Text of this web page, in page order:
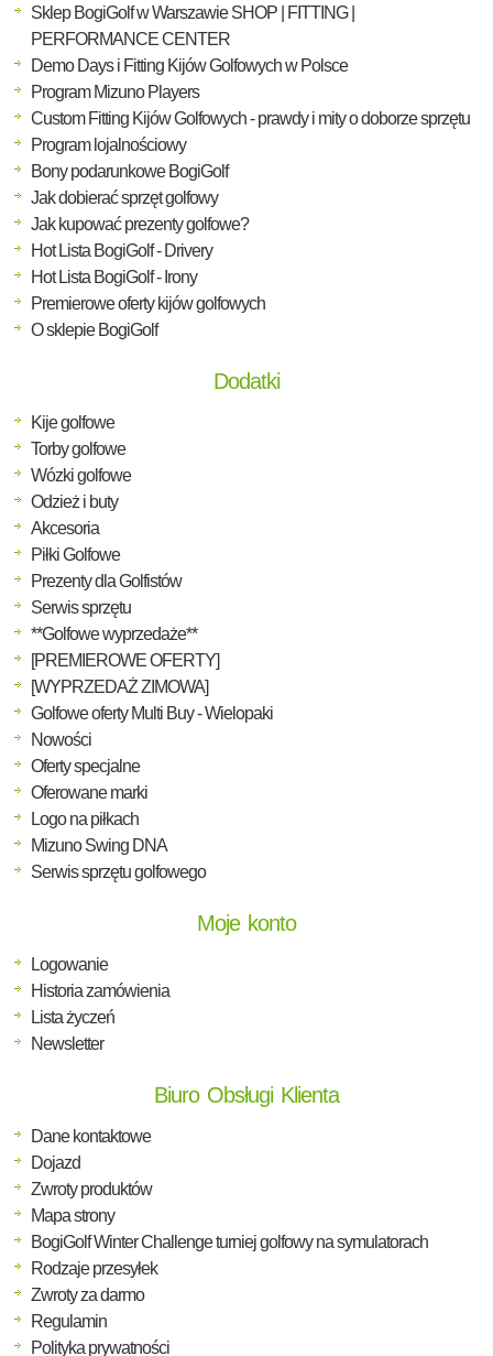
Sklep BogiGolf w Warszawie SHOP | FITTING |
PERFORMANCE CENTER
Demo Days i Fitting Kijów Golfowych w Polsce
Program Mizuno Players
Custom Fitting Kijów Golfowych - prawdy i mity o doborze sprzętu
Program lojalnościowy
Bony podarunkowe BogiGolf
Jak dobierać sprzęt golfowy
Jak kupować prezenty golfowe?
Hot Lista BogiGolf - Drivery
Hot Lista BogiGolf - Irony
Premierowe oferty kijów golfowych
O sklepie BogiGolf
Dodatki
Kije golfowe
Torby golfowe
Wózki golfowe
Odzież i buty
Akcesoria
Piłki Golfowe
Prezenty dla Golfistów
Serwis sprzętu
**Golfowe wyprzedaże**
[PREMIEROWE OFERTY]
[WYPRZEDAŻ ZIMOWA]
Golfowe oferty Multi Buy - Wielopaki
Nowości
Oferty specjalne
Oferowane marki
Logo na piłkach
Mizuno Swing DNA
Serwis sprzętu golfowego
Moje konto
Logowanie
Historia zamówienia
Lista życzeń
Newsletter
Biuro Obsługi Klienta
Dane kontaktowe
Dojazd
Zwroty produktów
Mapa strony
BogiGolf Winter Challenge turniej golfowy na symulatorach
Rodzaje przesyłek
Zwroty za darmo
Regulamin
Polityka prywatności